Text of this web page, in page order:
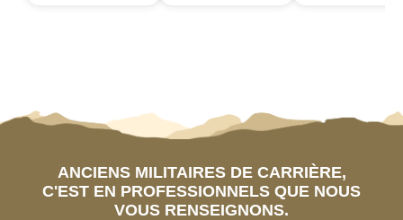
ANCIENS MILITAIRES DE CARRIÈRE,
C'EST EN PROFESSIONNELS QUE NOUS
VOUS RENSEIGNONS.